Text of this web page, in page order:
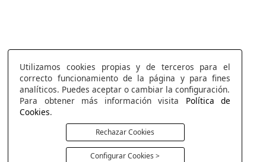
Utilizamos cookies propias y de terceros para el
correcto funcionamiento de la página y para fines
analíticos. Puedes aceptar o cambiar la configuración.
Para obtener más información visita Política de
Cookies.
Rechazar Cookies
Configurar Cookies >